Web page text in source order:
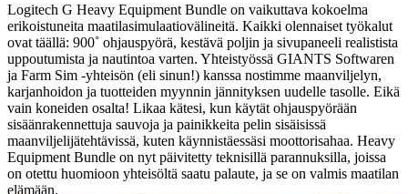
Logitech G Heavy Equipment Bundle on vaikuttava kokoelma
erikoistuneita maatilasimulaatiovälineitä. Kaikki olennaiset työkalut
ovat täällä: 900˚ ohjauspyörä, kestävä poljin ja sivupaneeli realistista
uppoutumista ja nautintoa varten. Yhteistyössä GIANTS Softwaren
ja Farm Sim -yhteisön (eli sinun!) kanssa nostimme maanviljelyn,
karjanhoidon ja tuotteiden myynnin jännityksen uudelle tasolle. Eikä
vain koneiden osalta! Likaa kätesi, kun käytät ohjauspyörään
sisäänrakennettuja sauvoja ja painikkeita pelin sisäisissä
maanviljelijätehtävissä, kuten käynnistäessäsi moottorisahaa. Heavy
Equipment Bundle on nyt päivitetty teknisillä parannuksilla, joissa
on otettu huomioon yhteisöltä saatu palaute, ja se on valmis maatilan
elämään.